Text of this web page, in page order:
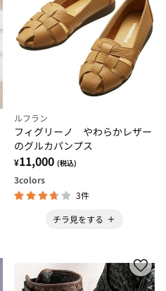
ルフラン
フィグリーノ やわらかレザー
のグルカパンプス
¥11,000 (税込)
3colors
3件
チラ見をする